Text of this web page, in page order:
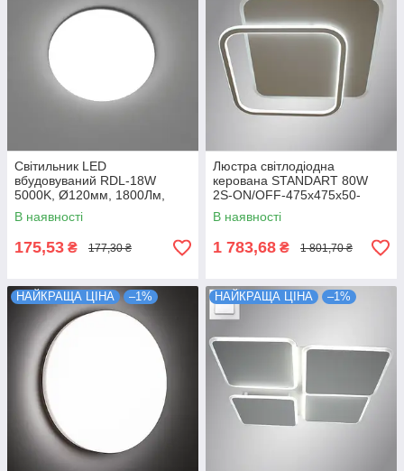
Світильник LED
вбудовуваний RDL-18W
5000K, Ø120мм, 1800Лм,
білий, LUMINARIA
В наявності
175,53 ₴ 177,30 ₴
Люстра світлодіодна
керована STANDART 80W
2S-ON/OFF-475х475х50-
WHITE/WHITE-220-IP20
В наявності
1 783,68 ₴ 1 801,70 ₴
НАЙКРАЩА ЦІНА –1% НАЙКРАЩА ЦІНА –1%